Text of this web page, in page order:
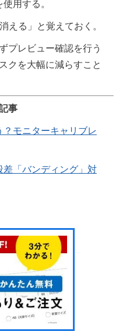
使用する。
える」と覚えておく。
プレビュー確認を行う
クを大幅に減らすこと
事
？モニターキャリブレ
差「バンディング」対